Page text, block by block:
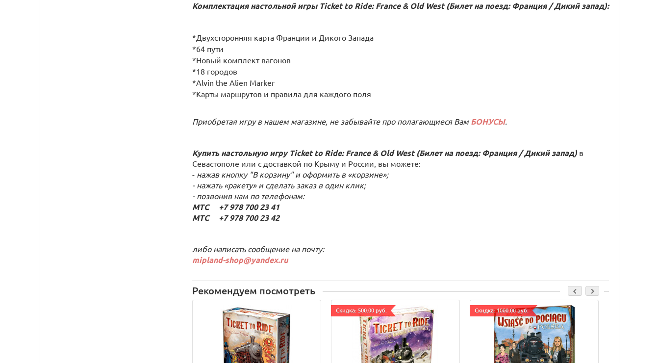
Комплектация настольной игры Ticket to Ride: France & Old West (Билет на поезд: Франция / Дикий запад):
*Двухсторонняя карта Франции и Дикого Запада
*64 пути
*Новый комплект вагонов
*18 городов
*Alvin the Alien Marker
*Карты маршрутов и правила для каждого поля
Приобретая игру в нашем магазине, не забывайте про полагающиеся Вам БОНУСЫ.
Купить настольную игру Ticket to Ride: France & Old West (Билет на поезд: Франция / Дикий запад) в
Севастополе или с доставкой по Крыму и России, вы можете:
- нажав кнопку "В корзину" и оформить в «корзине»;
- нажать «ракету» и сделать заказ в один клик;
- позвонив нам по телефонам:
МТС +7 978 700 23 41
МТС +7 978 700 23 42
либо написать сообщение на почту:
mipland-shop@yandex.ru
Рекомендуем посмотреть
Cкидка: 500.00 руб. Cкидка: 1000.00 руб.